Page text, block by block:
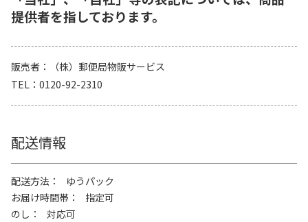
提供者を指しております。
販売者
（株）郵便局物販サービス
TEL
0120-92-2310
配送情報
配送方法
ゆうパック
お届け時間帯
指定可
のし
対応可